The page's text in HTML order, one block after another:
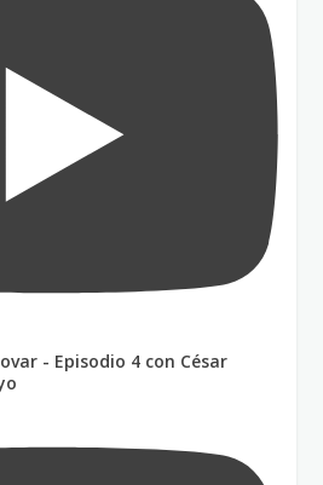
- Episodio 4 con César